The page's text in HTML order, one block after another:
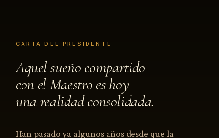
CARTA DEL PRESIDENTE
Aquel sueño compartido
con el Maestro es hoy
una realidad consolidada.
Han pasado ya algunos años desde que la